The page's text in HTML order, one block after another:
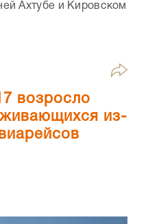
Ахтубе и Кировском
возросло
из-